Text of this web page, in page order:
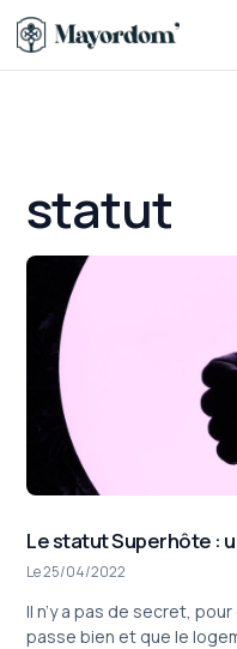
statut
Le statut Superhôte :
Le 25/04/2022
Il n’y a pas de secret,
passe bien et que le